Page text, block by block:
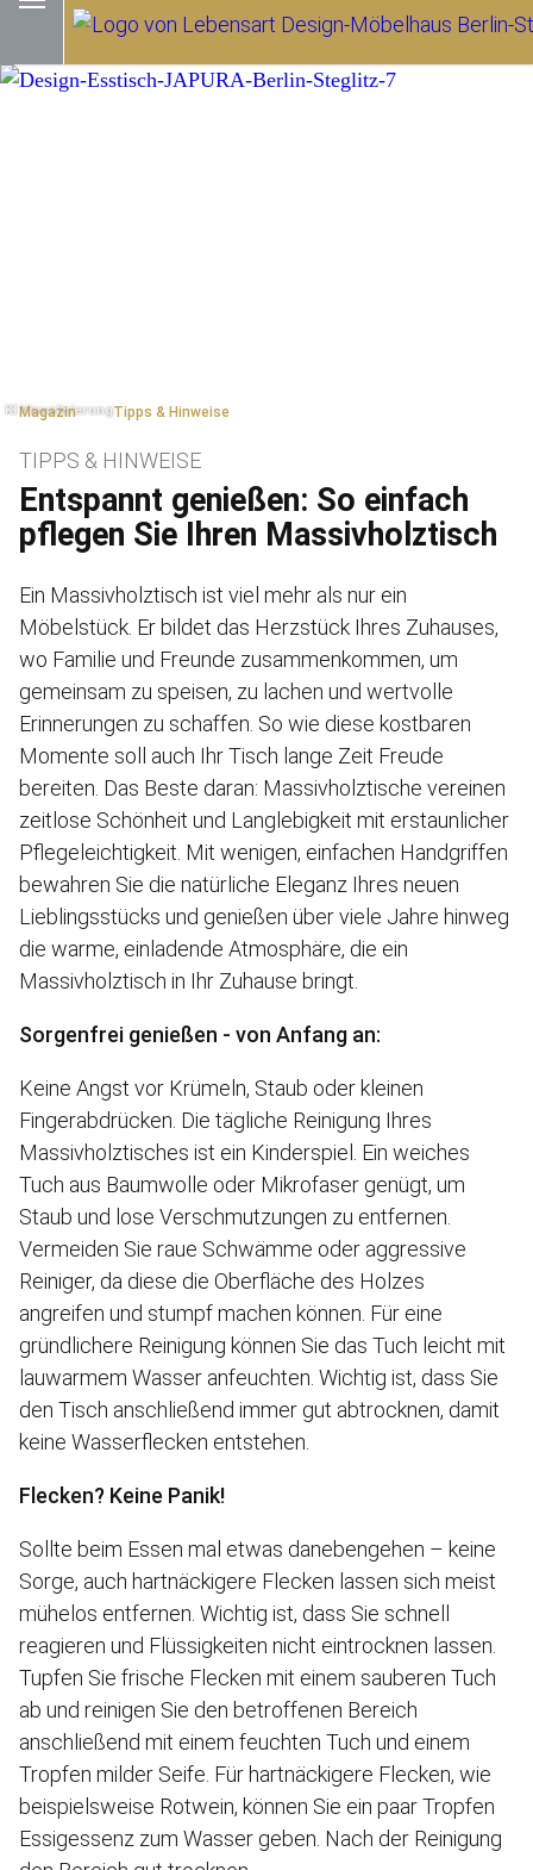
Magazin Tipps & Hinweise
Entspannt genießen: So einfach
pflegen Sie Ihren Massivholztisch
TIPPS & HINWEISE
Ein Massivholztisch ist viel mehr als nur ein
Möbelstück. Er bildet das Herzstück Ihres Zuhauses,
wo Familie und Freunde zusammenkommen, um
gemeinsam zu speisen, zu lachen und wertvolle
Erinnerungen zu schaffen. So wie diese kostbaren
Momente soll auch Ihr Tisch lange Zeit Freude
bereiten. Das Beste daran: Massivholztische vereinen
zeitlose Schönheit und Langlebigkeit mit erstaunlicher
Pflegeleichtigkeit. Mit wenigen, einfachen Handgriffen
bewahren Sie die natürliche Eleganz Ihres neuen
Lieblingsstücks und genießen über viele Jahre hinweg
die warme, einladende Atmosphäre, die ein
Massivholztisch in Ihr Zuhause bringt.
Sorgenfrei genießen - von Anfang an:
Keine Angst vor Krümeln, Staub oder kleinen
Fingerabdrücken. Die tägliche Reinigung Ihres
Massivholztisches ist ein Kinderspiel. Ein weiches
Tuch aus Baumwolle oder Mikrofaser genügt, um
Staub und lose Verschmutzungen zu entfernen.
Vermeiden Sie raue Schwämme oder aggressive
Reiniger, da diese die Oberfläche des Holzes
angreifen und stumpf machen können. Für eine
gründlichere Reinigung können Sie das Tuch leicht mit
lauwarmem Wasser anfeuchten. Wichtig ist, dass Sie
den Tisch anschließend immer gut abtrocknen, damit
keine Wasserflecken entstehen.
Flecken? Keine Panik!
Sollte beim Essen mal etwas danebengehen – keine
Sorge, auch hartnäckigere Flecken lassen sich meist
mühelos entfernen. Wichtig ist, dass Sie schnell
reagieren und Flüssigkeiten nicht eintrocknen lassen.
Tupfen Sie frische Flecken mit einem sauberen Tuch
ab und reinigen Sie den betroffenen Bereich
anschließend mit einem feuchten Tuch und einem
Tropfen milder Seife. Für hartnäckigere Flecken, wie
beispielsweise Rotwein, können Sie ein paar Tropfen
Essigessenz zum Wasser geben. Nach der Reinigung